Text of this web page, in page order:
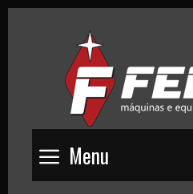
Menu